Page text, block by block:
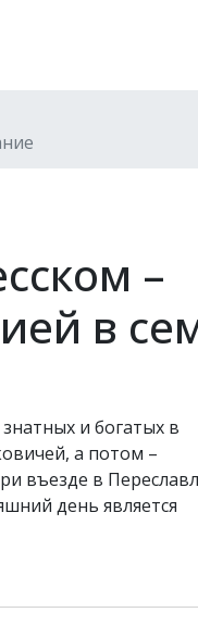
–
в
и богатых в
а потом –
въезде в
день является